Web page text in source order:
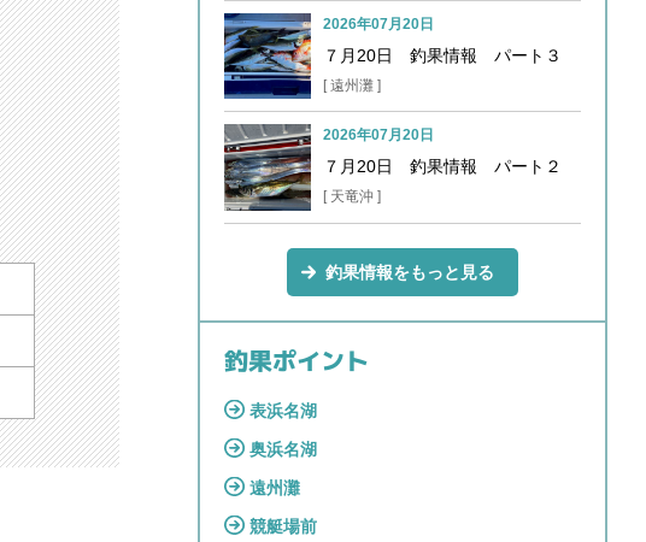
2026年07月20日
７月20日 釣果情報 パート３
[ 遠州灘 ]
2026年07月20日
７月20日 釣果情報 パート２
[ 天竜沖 ]
釣果情報をもっと見る
釣果ポイント
表浜名湖
奥浜名湖
遠州灘
競艇場前